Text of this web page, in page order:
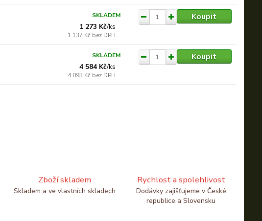
1 273 Kč/ks
1 137 Kč bez DPH
SKLADEM Koupit
4 584 Kč/ks
4 093 Kč bez DPH
SKLADEM Koupit
Zboží skladem
Skladem a ve vlastních skladech
Rychlost a spolehlivost
Dodávky zajišťujeme v České
republice a Slovensku